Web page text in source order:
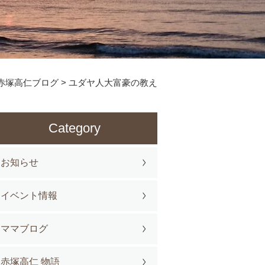
塚高仁ブログ > ユダヤ人大富豪の教え
Category
お知らせ
イベント情報
ママブログ
赤塚高仁 物語